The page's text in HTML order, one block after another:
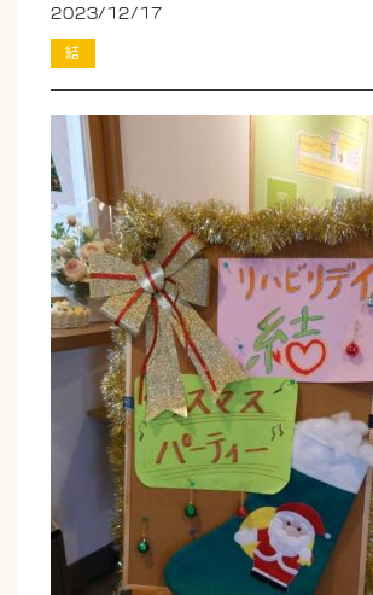
2023/12/17
結